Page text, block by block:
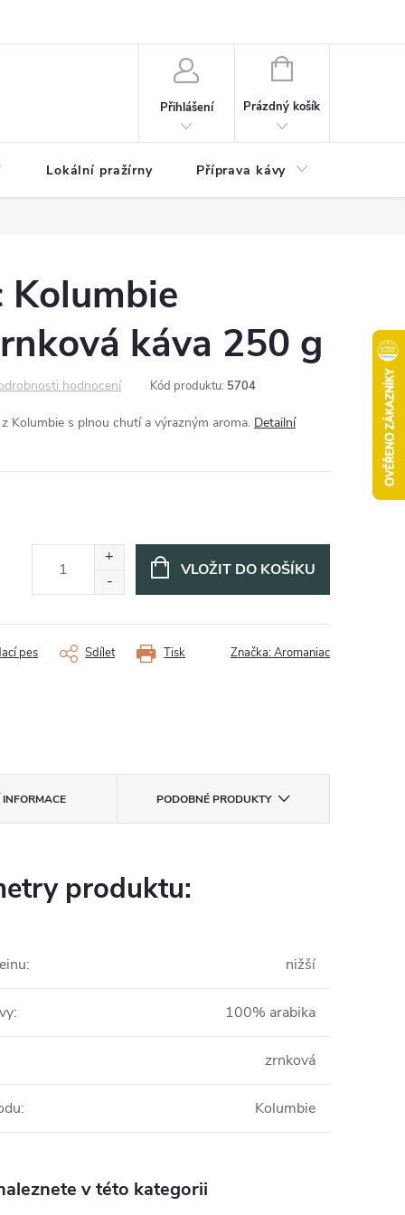
Přihlášení
NÁKUPNÍ
Prázdný košík
Lokální pražírny Příprava kávy
káva 250 g
hodnocení Kód produktu: 5704
Kolumbie s plnou chutí a výrazným aroma. Detailní
VLOŽIT DO KOŠÍKU
Tisk
pes Sdílet Značka:Aromaniac
PODOBNÉ PRODUKTY
produktu:
: nižší
: 100% arabika
zrnková
: Kolumbie
v této kategorii